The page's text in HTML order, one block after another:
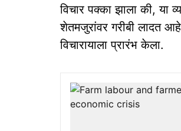
विचार पक्का झाला की, या
शेतमजुरांवर गरीबी लादत
विचारायाला प्रारंभ केला.